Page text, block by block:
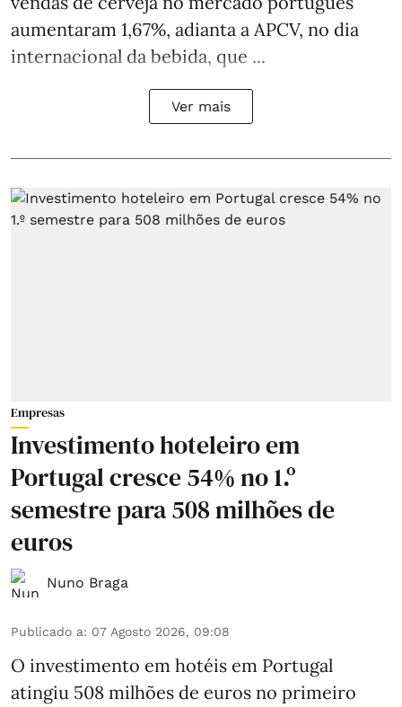
aumentaram 1,67%, adianta a APCV, no dia
internacional da bebida, que ...
Ver mais
Empresas
Investimento hoteleiro em
Portugal cresce 54% no 1.º
semestre para 508 milhões de
euros
Nuno Braga
Publicado a: 07 Agosto 2026, 09:08
O investimento em hotéis em Portugal
atingiu 508 milhões de euros no primeiro